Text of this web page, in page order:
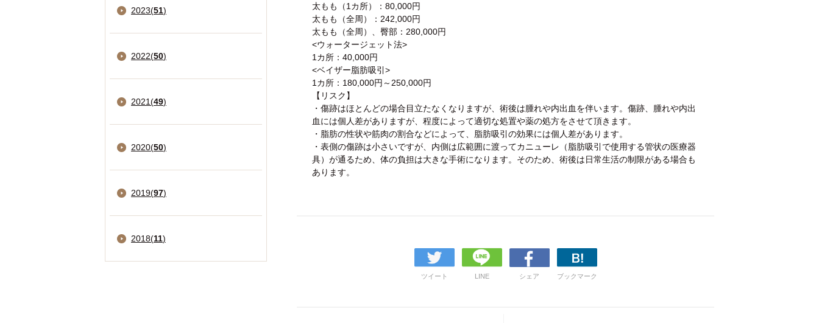
太もも（1カ所）：80,000円
太もも（全周）：242,000円
太もも（全周）、臀部：280,000円
<ウォータージェット法>
1カ所：40,000円
<ベイザー脂肪吸引>
1カ所：180,000円～250,000円
【リスク】
・傷跡はほとんどの場合目立たなくなりますが、術後は腫れや内出血を伴います。傷跡、腫れや内出
血には個人差がありますが、程度によって適切な処置や薬の処方をさせて頂きます。
・脂肪の性状や筋肉の割合などによって、脂肪吸引の効果には個人差があります。
・表側の傷跡は小さいですが、内側は広範囲に渡ってカニューレ（脂肪吸引で使用する管状の医療器
具）が通るため、体の負担は大きな手術になります。そのため、術後は日常生活の制限がある場合も
あります。
ツイート LINE シェア ブックマーク
2023(51)
2022(50)
2021(49)
2020(50)
2019(97)
2018(11)